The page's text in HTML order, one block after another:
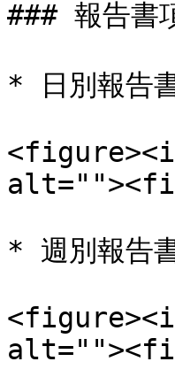
### 報告
* 日別報告
* 週別報告